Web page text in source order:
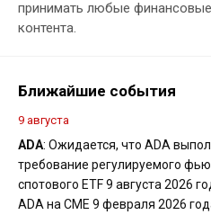
принимать любые
контента.
Ближайшие события
9 августа
ADA: Ожидается, что ADA
требование регулируемого
спотового ETF 9 августа 2026
ADA на CME 9 февраля 2026